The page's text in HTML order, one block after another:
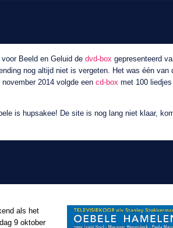
als het
9 oktober
Beeld en Geluid de dvd-box gepresenteerd
nog altijd niet is vergeten. Het was één van
2014 volgde een cd-box met 100
is hupsakee! De site is nog lang niet klaar,